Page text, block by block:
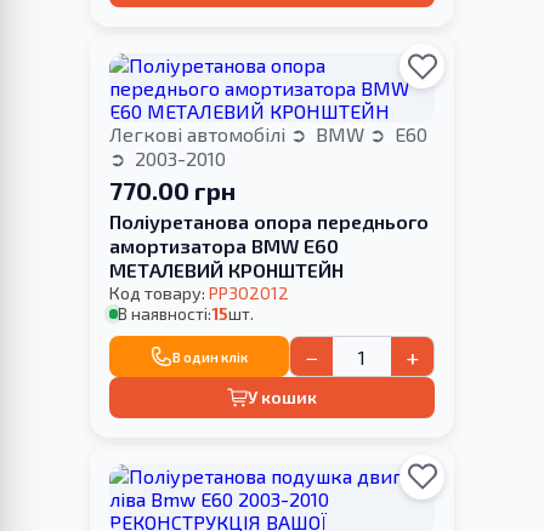
Легкові автомобілі BMW
E60
2003-2010
770.00 грн
Поліуретанова опора переднього
амортизатора BMW E60
МЕТАЛЕВИЙ КРОНШТЕЙН
Код товару: PP302012
В наявності:15шт.
В один клік − +
У кошик